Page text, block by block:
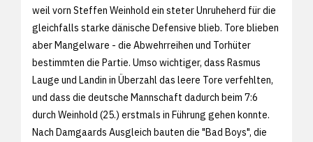
weil vorn Steffen Weinhold ein steter Unruheherd für die
gleichfalls starke dänische Defensive blieb. Tore blieben
aber Mangelware - die Abwehrreihen und Torhüter
bestimmten die Partie. Umso wichtiger, dass Rasmus
Lauge und Landin in Überzahl das leere Tore verfehlten,
und dass die deutsche Mannschaft dadurch beim 7:6
durch Weinhold (25.) erstmals in Führung gehen konnte.
Nach Damgaards Ausgleich bauten die "Bad Boys", die